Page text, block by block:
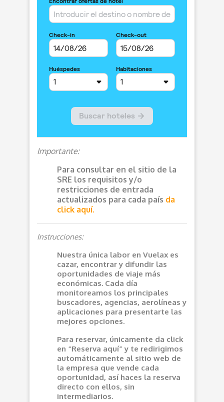
Importante:
Para consultar en el sitio de la
SRE los requisitos y/o
restricciones de entrada
actualizados para cada país da
click aquí.
Instrucciones:
Nuestra única labor en Vuelax es
cazar, encontrar y difundir las
oportunidades de viaje más
económicas. Cada día
monitoreamos los principales
buscadores, agencias, aerolíneas y
aplicaciones para presentarte las
mejores opciones.
Para reservar, únicamente da click
en “Reserva aquí” y te redirigimos
automáticamente al sitio web de
la empresa que vende cada
oportunidad, así haces la reserva
directo con ellos, sin
intermediarios.